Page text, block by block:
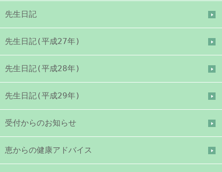
先生日記
先生日記(平成27年)
先生日記(平成28年)
先生日記(平成29年)
受付からのお知らせ
恵からの健康アドバイス